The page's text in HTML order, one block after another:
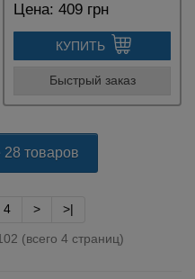
Цена: 409 грн
КУПИТЬ
Быстрый заказ
28 товаров
4 > >|
(всего 4 страниц)